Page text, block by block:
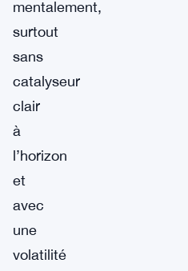
mentalement,
surtout
sans
catalyseur
clair
à
l’horizon
et
avec
une
volatilité